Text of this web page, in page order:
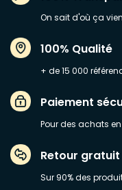
On sait d'où ça
100% Qualité
+ de 15 000
Paiement
Pour des achats
Retour gratuit
Sur 90% des